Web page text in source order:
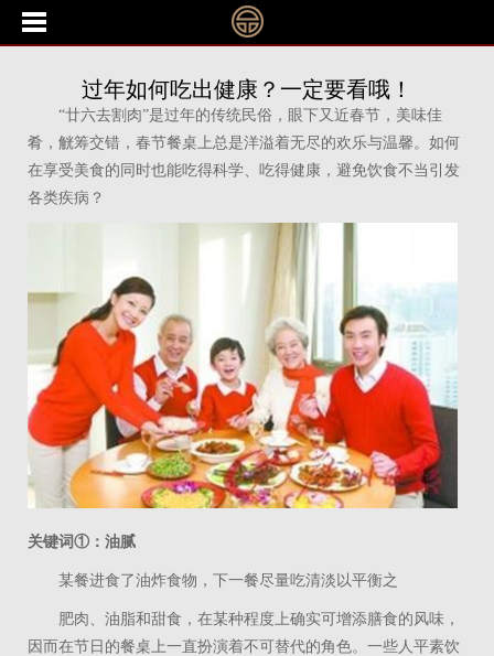
过年如何吃出健康？一定要看哦！
“廿六去割肉”是过年的传统民俗，眼下又近春节，美味佳
肴，觥筹交错，春节餐桌上总是洋溢着无尽的欢乐与温馨。如何
在享受美食的同时也能吃得科学、吃得健康，避免饮食不当引发
各类疾病？
关键词①：油腻
某餐进食了油炸食物，下一餐尽量吃清淡以平衡之
肥肉、油脂和甜食，在某种程度上确实可增添膳食的风味，
因而在节日的餐桌上一直扮演着不可替代的角色。一些人平素饮